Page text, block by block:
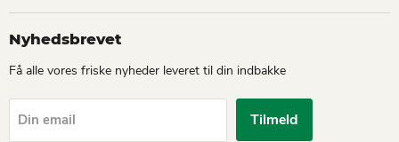
Nyhedsbrevet
Få alle vores friske nyheder leveret til din indbakke
Din email Tilmeld